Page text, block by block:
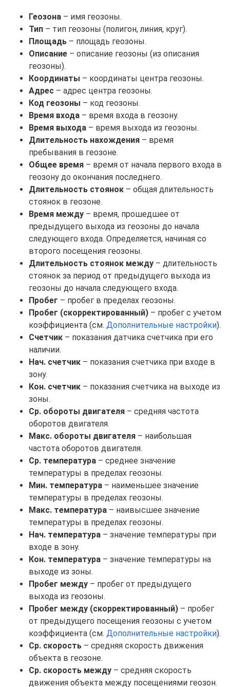
Геозона – имя геозоны.
Тип – тип геозоны (полигон, линия, круг).
Площадь – площадь геозоны.
Описание – описание геозоны (из описания
геозоны).
Координаты – координаты центра геозоны.
Адрес – адрес центра геозоны.
Код геозоны – код геозоны.
Время входа – время входа в геозону.
Время выхода – время выхода из геозоны.
Длительность нахождения – время
пребывания в геозоне.
Общее время – время от начала первого входа в
геозону до окончания последнего.
Длительность стоянок – общая длительность
стоянок в геозоне.
Время между – время, прошедшее от
предыдущего выхода из геозоны до начала
следующего входа. Определяется, начиная со
второго посещения геозоны.
Длительность стоянок между – длительность
стоянок за период от предыдущего выхода из
геозоны до начала следующего входа.
Пробег – пробег в пределах геозоны.
Пробег (скорректированный) – пробег с учетом
коэффициента (см. Дополнительные настройки).
Счетчик – показания датчика счетчика при его
наличии.
Нач. счетчик – показания счетчика при входе в
зону.
Кон. счетчик – показания счетчика на выходе из
зоны.
Ср. обороты двигателя – средняя частота
оборотов двигателя.
Макс. обороты двигателя – наибольшая
частота оборотов двигателя.
Ср. температура – среднее значение
температуры в пределах геозоны.
Мин. температура – наименьшее значение
температуры в пределах геозоны.
Макс. температура – наивысшее значение
температуры в пределах геозоны.
Нач. температура – значение температуры при
входе в зону.
Кон. температура – значение температуры на
выходе из зоны.
Пробег между – пробег от предыдущего
выхода из геозоны.
Пробег между (скорректированный) – пробег
от предыдущего посещения геозоны с учетом
коэффициента (см. Дополнительные настройки).
Ср. скорость – средняя скорость движения
объекта в геозоне.
Ср. скорость между – средняя скорость
движения объекта между посещениями геозон.